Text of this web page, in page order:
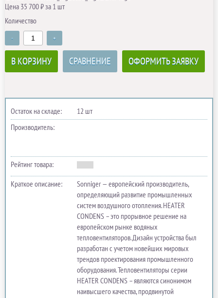
Цена 35 700 ₽ за 1 шт
Количество
- +
В КОРЗИНУ СРАВНЕНИЕ ОФОРМИТЬ ЗАЯВКУ
Остаток на складе:
12 шт
Производитель:
Рейтинг товара:
Краткое описание:
Sonniger — европейский производитель,
определяющий развитие промышленных
систем воздушного отопления. HEATER
CONDENS – это прорывное решение на
европейском рынке водяных
тепловентиляторов. Дизайн устройства был
разработан с учетом новейших мировых
трендов проектирования промышленного
оборудования. Тепловентиляторы серии
HEATER CONDENS – являются синонимом
наивысшего качества, продвинутой